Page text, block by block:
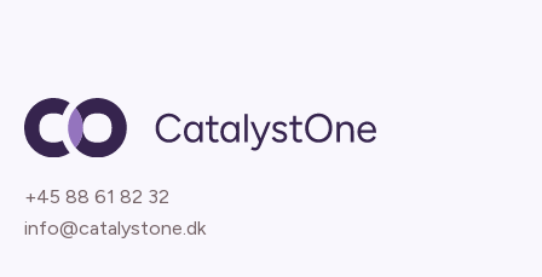
+45 88 61 82 32
info@catalystone.dk